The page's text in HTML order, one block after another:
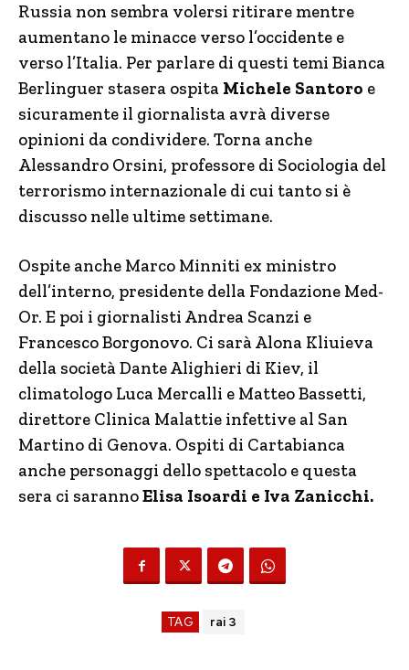
Russia non sembra volersi ritirare mentre
aumentano le minacce verso l’occidente e
verso l’Italia. Per parlare di questi temi Bianca
Berlinguer stasera ospita Michele Santoro e
sicuramente il giornalista avrà diverse
opinioni da condividere. Torna anche
Alessandro Orsini, professore di Sociologia del
terrorismo internazionale di cui tanto si è
discusso nelle ultime settimane.
Ospite anche Marco Minniti ex ministro
dell’interno, presidente della Fondazione Med-
Or. E poi i giornalisti Andrea Scanzi e
Francesco Borgonovo. Ci sarà Alona Kliuieva
della società Dante Alighieri di Kiev, il
climatologo Luca Mercalli e Matteo Bassetti,
direttore Clinica Malattie infettive al San
Martino di Genova. Ospiti di Cartabianca
anche personaggi dello spettacolo e questa
sera ci sarannoElisa Isoardi e Iva Zanicchi.
TAG rai 3